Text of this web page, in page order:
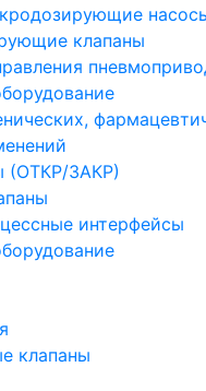
клапаны
(ОТКР/ЗАКР)
интерфейсы
клапаны